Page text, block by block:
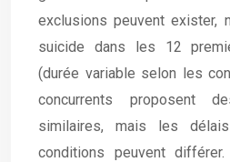
exclusions peuvent exister,
suicide dans les 12
(durée variable selon les
concurrents proposent
similaires, mais les
conditions peuvent